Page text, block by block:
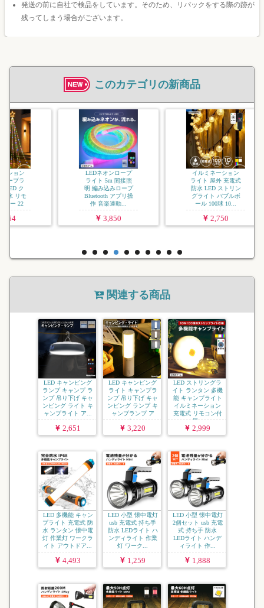
発送の前に自社で検品をしています。そのため、リパックをする際の跡が
残ってしまう場合がございます。
このカテゴリの新商品
LEDネオンロープ
ライト 5m 間接照
明 編み込みロープ
Bluetooth アプリ操
作 音楽連動...
イルミネーション
ライト 屋外 充電式
防水 LED ストリン
グライト バブルボ
ール 100球 10...
イルミネーション
ジュエリーライト
ソフトコード USB
充電式 LED 屋外用
防水 調光 タイ...
3,080
関連する商品
LED キャンピング
ランプ キャンプ ラ
ンプ 吊り下げ キャ
ンピング ライト キ
ャンプライト ア...
2,651
LED キャンピング
ライト キャンプラ
ンプ 吊り下げ キャ
ンピング ランプ キ
ャンプランプ ア
ウ...
3,220
LED ストリングラ
イト ランタン 多機
能 キャンプライト
イルミネーション
充電式 リモコン付
属...
2,999
LED 多機能 キャン
プライト 充電式 防
水 ランタン 懐中電
灯 作業灯 ワークラ
イト アウトドア...
4,493
LED 小型 懐中電灯
usb 充電式 持ち手
防水 LEDライト ハ
ンディライト 作業
灯 ワーク...
1,259
LED 小型 懐中電灯
2個セット usb 充電
式 持ち手 防水
LEDライト ハンデ
ィライト 作...
1,888